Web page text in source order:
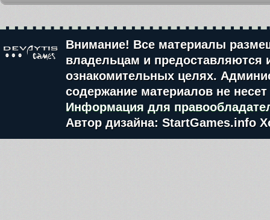
Внимание! Все материалы
владельцам и предоставляются
ознакомительных целях.
содержание материалов не
Информация для
Автор дизайна: StartGames.info